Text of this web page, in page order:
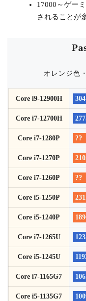
17000～ゲー
されることが
オレンジ色
Core i9-12900H
Core i7-12700H
Core i7-1280P ??
Core i7-1270P
Core i7-1260P ??
Core i5-1250P
Core i5-1240P
Core i7-1265U
Core i5-1245U
Core i7-1165G7
Core i5-1135G7